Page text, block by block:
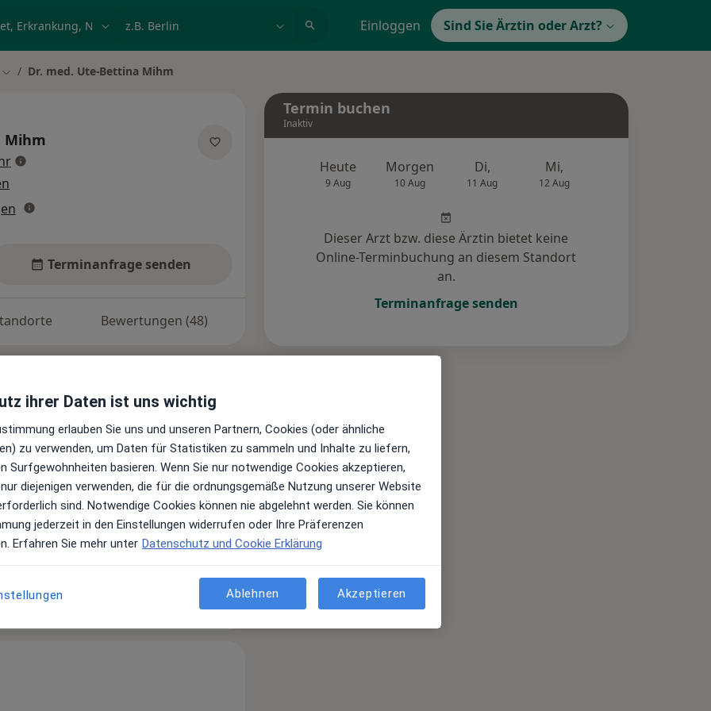
Einloggen Sind Sie Ärztin oder Arzt?
Stadt ändern
Dr. med. Ute-Bettina Mihm
Mihm
über Spezialisierungen
Terminanfrage senden
Bewertungen (48)
und Kosten
über Leistungen
Termin buchen
Inaktiv
Heute
9 Aug
Morgen
10 Aug
Di,
11 Aug
Mi,
12 Aug
Dieser Arzt bzw. diese Ärztin bietet keine
Online-Terminbuchung an diesem Standort
an.
Terminanfrage senden
ihrer Daten ist uns wichtig
erlauben Sie uns und unseren Partnern, Cookies (oder ähnliche
zu verwenden, um Daten für Statistiken zu sammeln und Inhalte zu liefern,
Surfgewohnheiten basieren. Wenn Sie nur notwendige Cookies akzeptieren,
diejenigen verwenden, die für die ordnungsgemäße Nutzung unserer Website
sind. Notwendige Cookies können nie abgelehnt werden. Sie können
jederzeit in den Einstellungen widerrufen oder Ihre Präferenzen
Erfahren Sie mehr unter Datenschutz und Cookie Erklärung
Ablehnen Akzeptieren